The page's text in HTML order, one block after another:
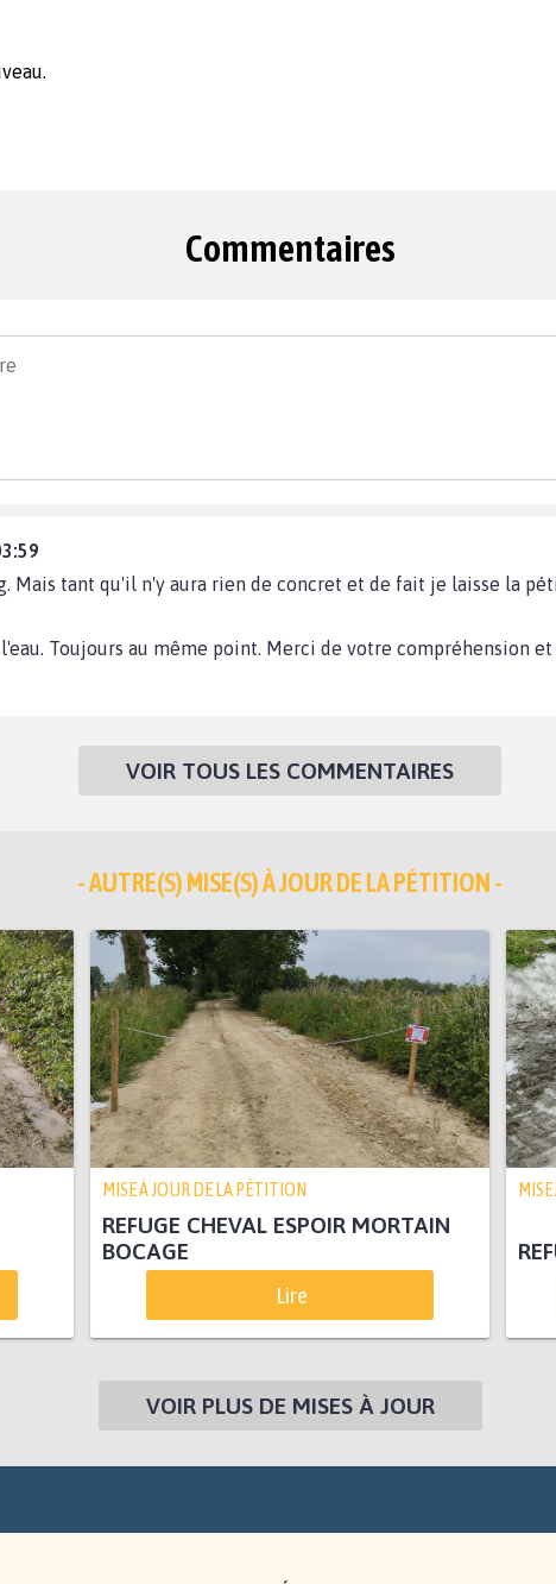
Commentaires
Mais tant qu'il n'y aura rien de concret et de fait je laisse la
Toujours au même point. Merci de votre compréhension
VOIR TOUS LES COMMENTAIRES
- AUTRE(S) MISE(S) À JOUR DE LA PÉTITION -
MISE À JOUR DE LA PÉTITION
REFUGE CHEVAL ESPOIR MORTAIN
BOCAGE
Lire
VOIR PLUS DE MISES À JOUR